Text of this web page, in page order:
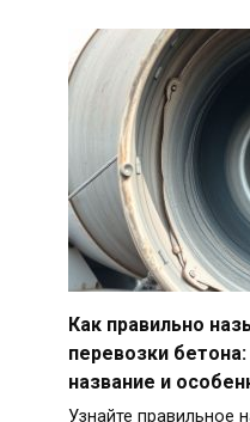
Как правильно
перевозки
название и
Узнайте правильное